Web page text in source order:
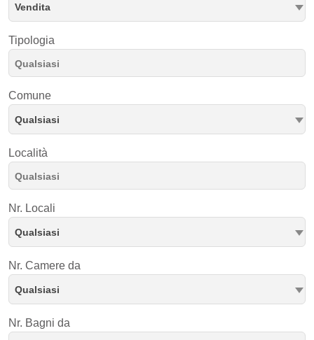
Vendita
Tipologia
Comune
Qualsiasi
Località
Nr. Locali
Qualsiasi
Nr. Camere da
Qualsiasi
Nr. Bagni da